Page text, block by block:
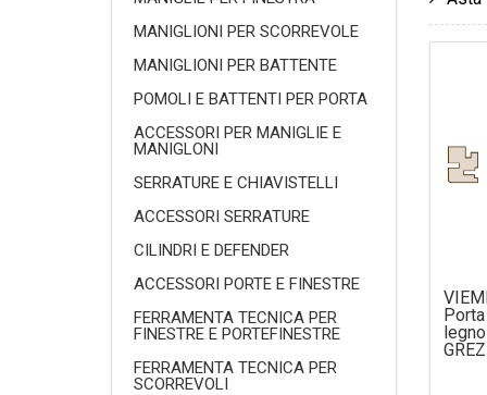
MANIGLIONI PER SCORREVOLE
MANIGLIONI PER BATTENTE
POMOLI E BATTENTI PER PORTA
ACCESSORI PER MANIGLIE E
MANIGLONI
SERRATURE E CHIAVISTELLI
ACCESSORI SERRATURE
CILINDRI E DEFENDER
ACCESSORI PORTE E FINESTRE
FERRAMENTA TECNICA PER
FINESTRE E PORTEFINESTRE
FERRAMENTA TECNICA PER
SCORREVOLI